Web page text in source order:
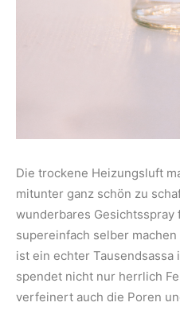
Die trockene Heizungsluft
mitunter ganz schön zu
wunderbares Gesichtsspray
supereinfach selber
ist ein echter Tausendsassa
spendet nicht nur herrlich
verfeinert auch die Poren